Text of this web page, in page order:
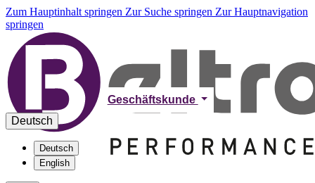
Zum Hauptinhalt springen Zur Suche springen Zur Hauptnavigation
springen
Geschäftskunde
Deutsch
Deutsch
English